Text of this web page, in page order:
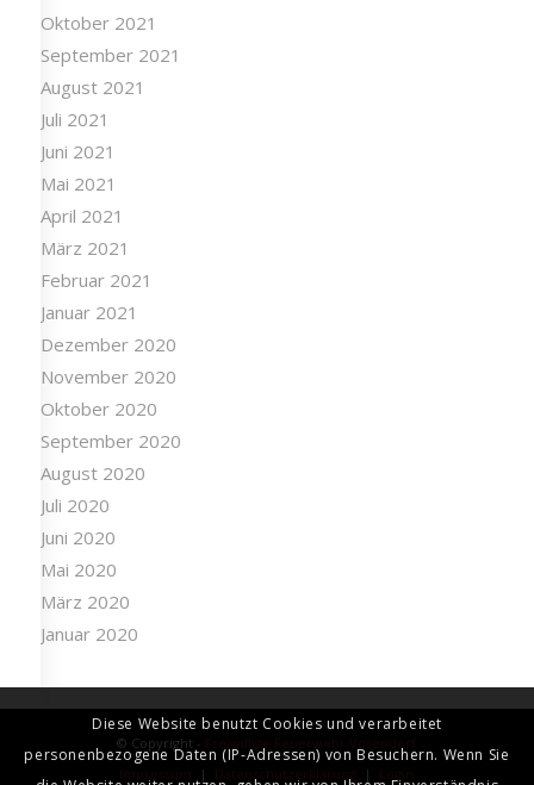
November 2021
Oktober 2021
September 2021
August 2021
Juli 2021
Juni 2021
Mai 2021
April 2021
März 2021
Februar 2021
Januar 2021
Dezember 2020
November 2020
Oktober 2020
September 2020
August 2020
Juli 2020
Juni 2020
Mai 2020
März 2020
© Copyright - Freiwillige Feuerwehr Vösendorf
Diese Website benutzt Cookies und verarbeitet
personenbezogene Daten (IP-Adressen) von Besuchern. Wenn Sie